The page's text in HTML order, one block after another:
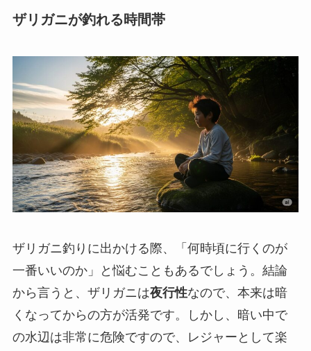
ザリガニが釣れる時間帯
ザリガニ釣りに出かける際、「何時頃に行くのが
一番いいのか」と悩むこともあるでしょう。結論
から言うと、ザリガニは夜行性なので、本来は暗
くなってからの方が活発です。しかし、暗い中で
の水辺は非常に危険ですので、レジャーとして楽